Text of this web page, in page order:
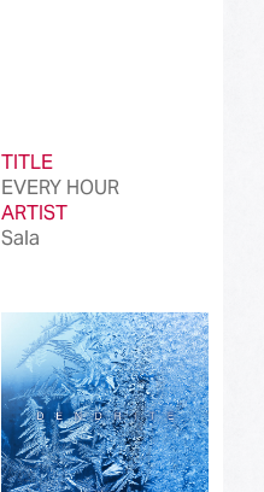
TITLE
EVERY HOUR
ARTIST
Sala